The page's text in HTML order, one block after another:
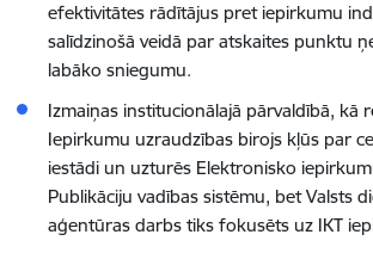
efektivitātes rādītājus pret iepirkumu
salīdzinošā veidā par atskaites punktu
labāko sniegumu.
Izmaiņas institucionālajā pārvaldībā, kā
Iepirkumu uzraudzības birojs kļūs par
iestādi un uzturēs Elektronisko
Publikāciju vadības sistēmu, bet Valsts
aģentūras darbs tiks fokusēts uz IKT